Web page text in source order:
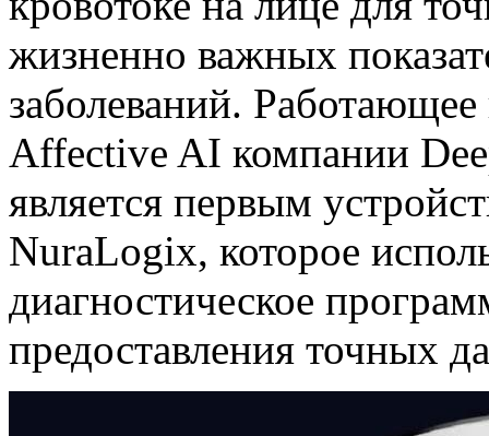
жизненно важных
заболеваний.
Affective AI компании
является первым
NuraLogix, которое
диагностическое
предоставления точных